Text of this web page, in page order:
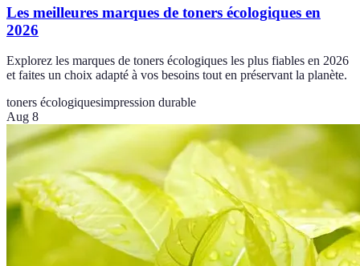
Les meilleures marques de toners écologiques en
2026
Explorez les marques de toners écologiques les plus fiables en 2026
et faites un choix adapté à vos besoins tout en préservant la planète.
toners écologiquesimpression durable
Aug 8